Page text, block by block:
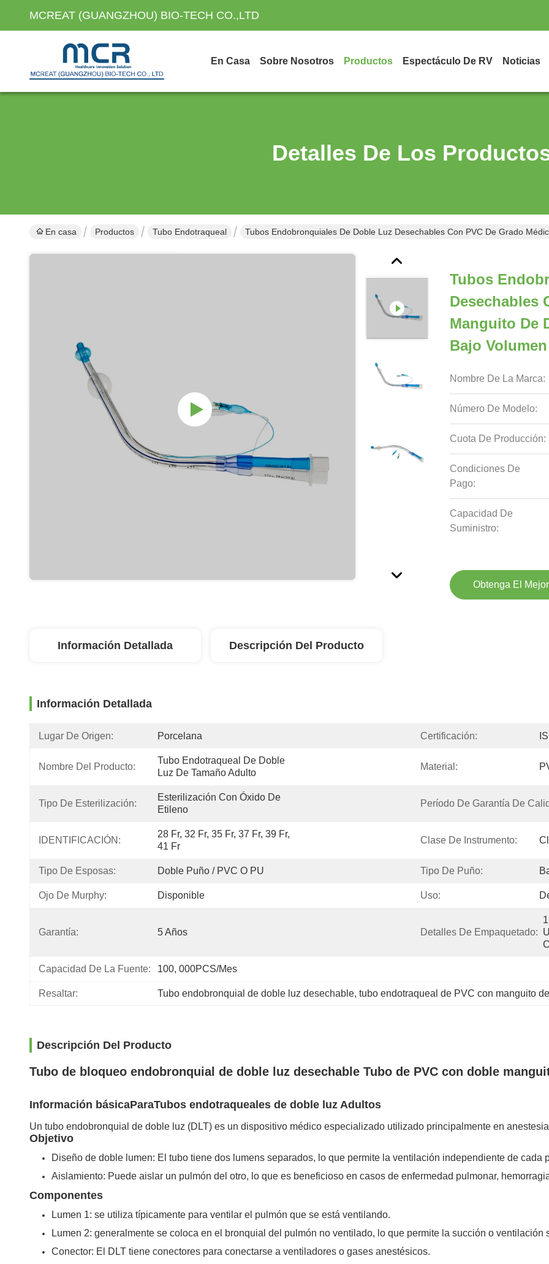
MCREAT (GUANGZHOU) BIO-TECH CO.,LTD
En Casa Sobre Nosotros Productos Espectáculo De RV Noticias
Detalles De Los
En casa Productos Tubo Endotraqueal Tubos Endobronquiales De Doble Luz Desechables Con PVC De Grado
Tubos
Desechables
Manguito De
Bajo
Nombre De La Marca:
Número De Modelo:
Cuota De Producción:
Condiciones De
Pago:
Capacidad De
Suministro:
Obtenga El
Información Detallada Descripción Del Producto
Información Detallada
Lugar De Origen: Porcelana Certificación:
Nombre Del Producto:
Tubo Endotraqueal De Doble
Luz De Tamaño Adulto
Material:
Tipo De Esterilización:
Esterilización Con Óxido De
Etileno
Período De Garantía De
IDENTIFICACIÓN:
28 Fr, 32 Fr, 35 Fr, 37 Fr, 39 Fr,
41 Fr
Clase De Instrumento:
Tipo De Esposas: Doble Puño / PVC O PU Tipo De Puño:
Ojo De Murphy: Disponible Uso:
Garantía: 5 Años Detalles De Empaquetado:
Capacidad De La Fuente: 100, 000PCS/mes
Resaltar: Tubo endobronquial de doble luz desechable, tubo endotraqueal de PVC con manguito
Descripción Del Producto
Tubo de bloqueo endobronquial de doble luz desechable Tubo de PVC con doble
Información básicaParaTubos endotraqueales de doble luz Adultos
Un tubo endobronquial de doble luz (DLT) es un dispositivo médico especializado utilizado principalmente en
Objetivo
Diseño de doble lumen: El tubo tiene dos lumens separados, lo que permite la ventilación independiente de cada
Aislamiento: Puede aislar un pulmón del otro, lo que es beneficioso en casos de enfermedad pulmonar,
Componentes
Lumen 1: se utiliza típicamente para ventilar el pulmón que se está ventilando.
Lumen 2: generalmente se coloca en el bronquial del pulmón no ventilado, lo que permite la succión o ventilación
Conector: El DLT tiene conectores para conectarse a ventiladores o gases anestésicos.